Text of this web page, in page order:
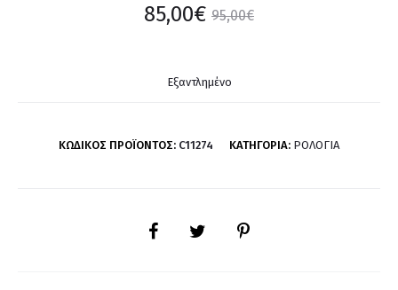
95,00€
85,00€
Εξαντλημένο
ΚΩΔΙΚΌΣ ΠΡΟΪΌΝΤΟΣ: C11274 ΚΑΤΗΓΟΡΊΑ: ΡΟΛΌΓΙΑ
SHARE